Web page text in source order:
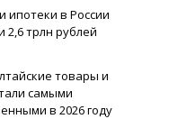
ипотеки в России
2,6 трлн рублей
товары и
самыми
в 2026 году